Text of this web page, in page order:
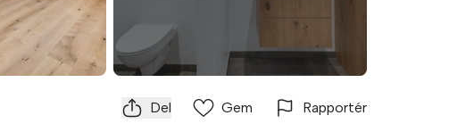
Del Gem Rapportér